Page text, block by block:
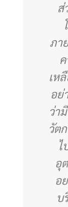
ส่
ภา
เห
อย่
ว่า
วัต
ไ
อุ
อ
บ